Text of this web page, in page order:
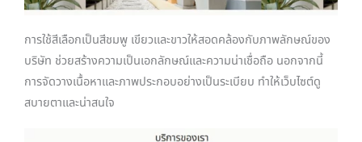
การใช้สีเลือกเป็นสีชมพู เขียวและขาวให้สอดคล้องกับภาพลักษณ์ของ
บริษัท ช่วยสร้างความเป็นเอกลักษณ์และความน่าเชื่อถือ นอกจากนี้
การจัดวางเนื้อหาและภาพประกอบอย่างเป็นระเบียบ ทำให้เว็บไซต์ดู
สบายตาและน่าสนใจ